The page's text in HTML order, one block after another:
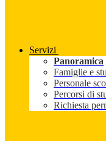
Servizi
Panoramica
Famiglie e
Personale
Percorsi di
Richiesta